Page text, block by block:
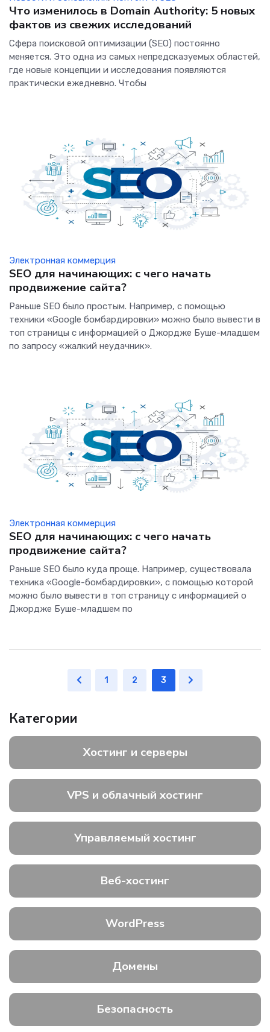
Что изменилось в Domain Authority: 5 новых
фактов из свежих исследований
Сфера поисковой оптимизации (SEO) постоянно
меняется. Это одна из самых непредсказуемых областей,
где новые концепции и исследования появляются
практически ежедневно. Чтобы
Электронная коммерция
SEO для начинающих: с чего начать
продвижение сайта?
Раньше SEO было простым. Например, с помощью
техники «Google бомбардировки» можно было вывести в
топ страницы с информацией о Джордже Буше-младшем
по запросу «жалкий неудачник».
Электронная коммерция
SEO для начинающих: с чего начать
продвижение сайта?
Раньше SEO было куда проще. Например, существовала
техника «Google-бомбардировки», с помощью которой
можно было вывести в топ страницу с информацией о
Джордже Буше-младшем по
1 2 3
Категории
Хостинг и серверы
VPS и облачный хостинг
Управляемый хостинг
Веб-хостинг
WordPress
Домены
Безопасность